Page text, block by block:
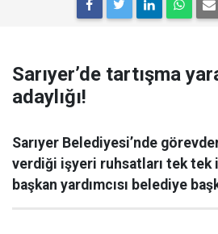
Sarıyer’de tartışma
adaylığı!
Sarıyer Belediyesi’nde
verdiği işyeri ruhsatları tek tek
başkan yardımcısı belediye